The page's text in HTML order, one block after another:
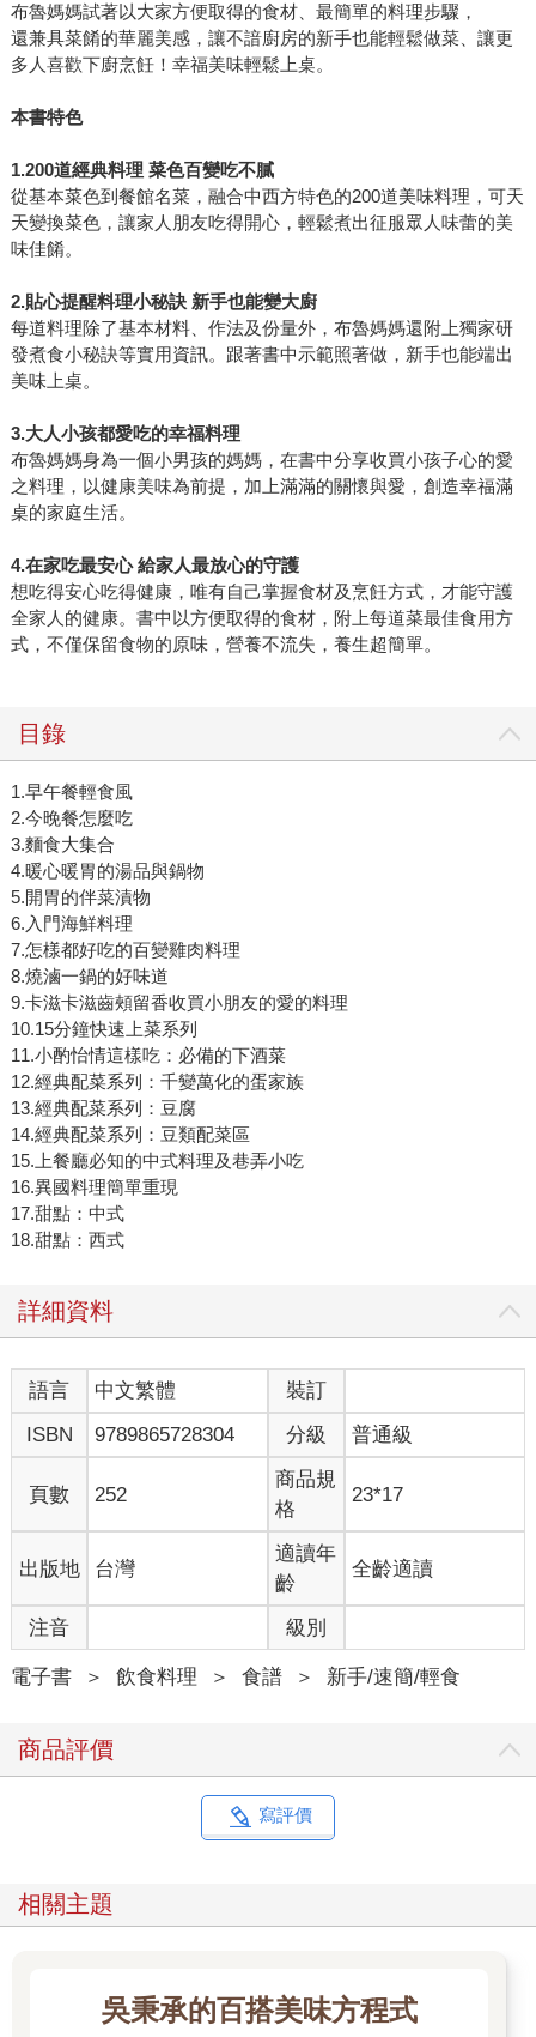
布魯媽媽試著以大家方便取得的食材、最簡單的料理步驟，
還兼具菜餚的華麗美感，讓不諳廚房的新手也能輕鬆做菜、讓更
多人喜歡下廚烹飪！幸福美味輕鬆上桌。
本書特色
1.200道經典料理 菜色百變吃不膩
從基本菜色到餐館名菜，融合中西方特色的200道美味料理，可天
天變換菜色，讓家人朋友吃得開心，輕鬆煮出征服眾人味蕾的美
味佳餚。
2.貼心提醒料理小秘訣 新手也能變大廚
每道料理除了基本材料、作法及份量外，布魯媽媽還附上獨家研
發煮食小秘訣等實用資訊。跟著書中示範照著做，新手也能端出
美味上桌。
3.大人小孩都愛吃的幸福料理
布魯媽媽身為一個小男孩的媽媽，在書中分享收買小孩子心的愛
之料理，以健康美味為前提，加上滿滿的關懷與愛，創造幸福滿
桌的家庭生活。
4.在家吃最安心 給家人最放心的守護
想吃得安心吃得健康，唯有自己掌握食材及烹飪方式，才能守護
全家人的健康。書中以方便取得的食材，附上每道菜最佳食用方
式，不僅保留食物的原味，營養不流失，養生超簡單。
目錄
1.早午餐輕食風
2.今晚餐怎麼吃
3.麵食大集合
4.暖心暖胃的湯品與鍋物
5.開胃的伴菜漬物
6.入門海鮮料理
7.怎樣都好吃的百變雞肉料理
8.燒滷一鍋的好味道
9.卡滋卡滋齒頰留香收買小朋友的愛的料理
10.15分鐘快速上菜系列
11.小酌怡情這樣吃：必備的下酒菜
12.經典配菜系列：千變萬化的蛋家族
13.經典配菜系列：豆腐
14.經典配菜系列：豆類配菜區
15.上餐廳必知的中式料理及巷弄小吃
16.異國料理簡單重現
17.甜點：中式
18.甜點：西式
詳細資料
語言 中文繁體
裝訂
ISBN
9789865728304 分級 普通級
頁數 252
商品規
格
23*17
出版地 台灣
適讀年
齡
全齡適讀
注音 級別
電子書 ＞ 飲食料理 ＞ 食譜 ＞ 新手/速簡/輕食
商品評價
寫評價
相關主題
吳秉承的百搭美味方程式